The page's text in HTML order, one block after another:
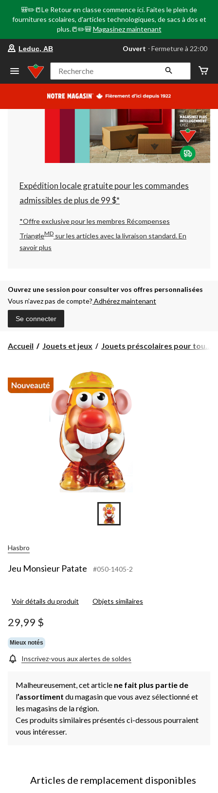
🎒✏️📒Le Retour en classe commence ici. Faites le plein de
fournitures scolaires, d'articles technologiques, de sacs à dos et
plus.📒✏️🎒 Magasinez maintenant
votre
préféré
Leduc,
AB,
courament
Fermeture
à
22:00
cliquer
pour
changer
Leduc, AB Ouvert ⋅ Fermeture à 22:00
Recherche
Expédition locale gratuite pour les commandes
admissibles de plus de 99 $*
*Offre exclusive pour les membres Récompenses
TriangleMD sur les articles avec la livraison standard.En
savoir plus
Ouvrez une session pour consulter vos offres personnalisées
Vous n’avez pas de compte? Adhérez maintenant
Se connecter
Accueil Jouets et jeux Jouets préscolaires pour tou...
Hasbro
Jeu Monsieur Patate #050-1405-2
Voir détails du produit Objets similaires
29,99 $
Mieux notés
Inscrivez-vous aux alertes de soldes
Malheureusement, cet article ne fait plus partie de
l’assortiment du magasin que vous avez sélectionné et
les magasins de la région.
Ces produits similaires présentés ci-dessous pourraient
vous intéresser.
Articles de remplacement disponibles